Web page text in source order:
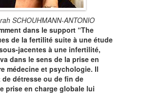
SCHOUHMANN-ANTONIO
dans le support “The
de la fertilité suite à une étude
jacentes à une infertilité,
dans le sens de la prise en
médecine et psychologie. Il
détresse ou de fin de
prise en charge globale lui